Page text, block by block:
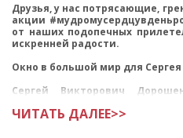
Друзья, у нас потрясающие,
акции
от наших подопечных
искренней радости.
Окно в большой мир для
Сергей Викторович
ЧИТАТЬ ДАЛЕЕ>>